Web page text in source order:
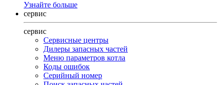
Узнайте больше
сервис
сервис
Сервисные центры
Дилеры запасных частей
Меню параметров котла
Коды ошибок
Серийный номер